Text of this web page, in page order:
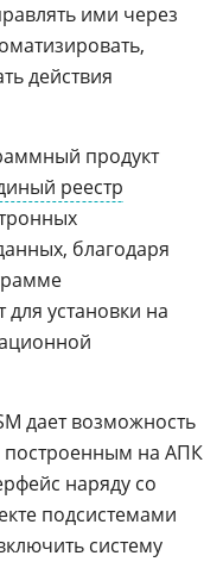
ими через
действия
продукт
реестр
благодаря
для установки на
дает возможность
построенным на АПК
наряду со
подсистемами
систему